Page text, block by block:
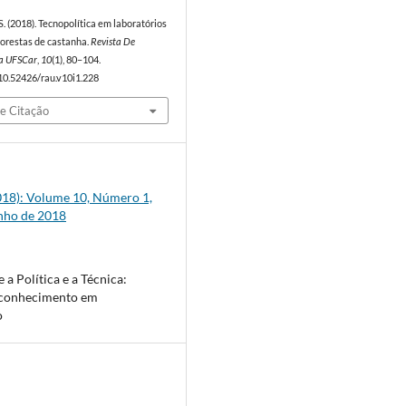
(2018). Tecnopolítica em laboratórios
de castanha.Revista De
UFSCar 10(1), 80–104.
rau.v10i1.228
Citação
Volume 10, Número 1,
de 2018
a Política e a Técnica:
em